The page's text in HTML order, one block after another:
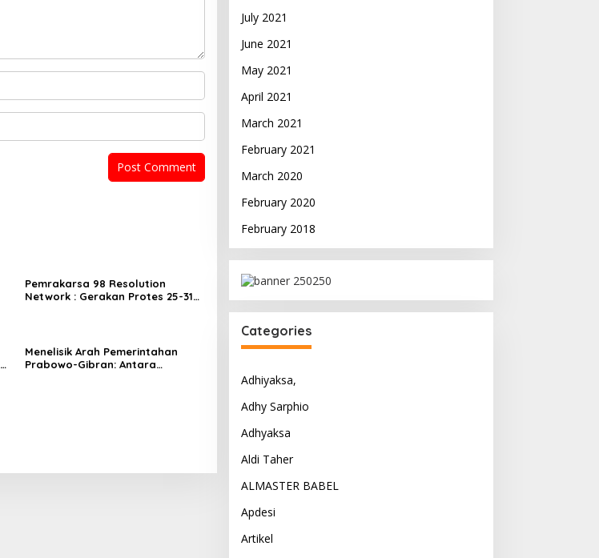
Pemrakarsa 98 Resolution
Network : Gerakan Protes 25-31
Menelisik Arah Pemerintahan
Prabowo-Gibran: Antara
July 2021
June 2021
May 2021
April 2021
March 2021
February 2021
March 2020
February 2020
February 2018
Categories
Adhiyaksa,
Adhy Sarphio
Adhyaksa
Aldi Taher
ALMASTER BABEL
Apdesi
Artikel